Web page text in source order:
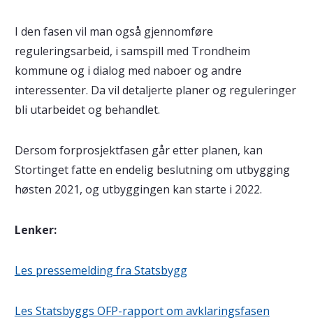
I den fasen vil man også gjennomføre
reguleringsarbeid, i samspill med Trondheim
kommune og i dialog med naboer og andre
interessenter. Da vil detaljerte planer og reguleringer
bli utarbeidet og behandlet.
Dersom forprosjektfasen går etter planen, kan
Stortinget fatte en endelig beslutning om utbygging
høsten 2021, og utbyggingen kan starte i 2022.
Lenker:
Les pressemelding fra Statsbygg
Les Statsbyggs OFP-rapport om avklaringsfasen